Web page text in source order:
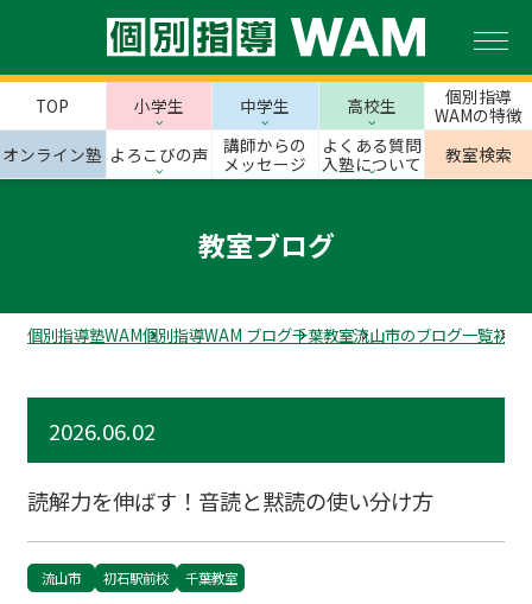
TOP 小学生 中学生 高校生
個別指導
WAMの特徴
オンライン塾 よろこびの声
講師からの
メッセージ
よくある質問
入塾について
教室検索
教室ブログ
個別指導塾WAM個別指導WAM ブログ千葉教室流山市のブログ一覧初石
2026.06.02
読解力を伸ばす！音読と黙読の使い分け方
流山市 初石駅前校 千葉教室